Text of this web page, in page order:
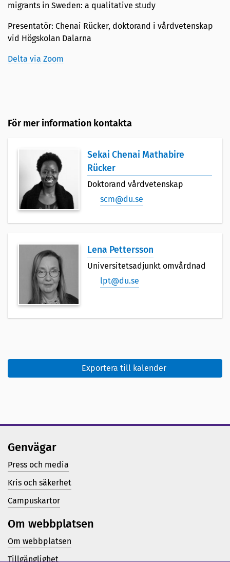
migrants in Sweden: a qualitative study
Presentatör: Chenai Rücker, doktorand i vårdvetenskap
vid Högskolan Dalarna
Delta via Zoom
För mer information kontakta
Sekai Chenai Mathabire
Rücker
Doktorand vårdvetenskap
scm@du.se
Lena Pettersson
Universitetsadjunkt omvårdnad
lpt@du.se
Exportera till kalender
Genvägar
Press och media
Kris och säkerhet
Campuskartor
Om webbplatsen
Om webbplatsen
Tillgänglighet